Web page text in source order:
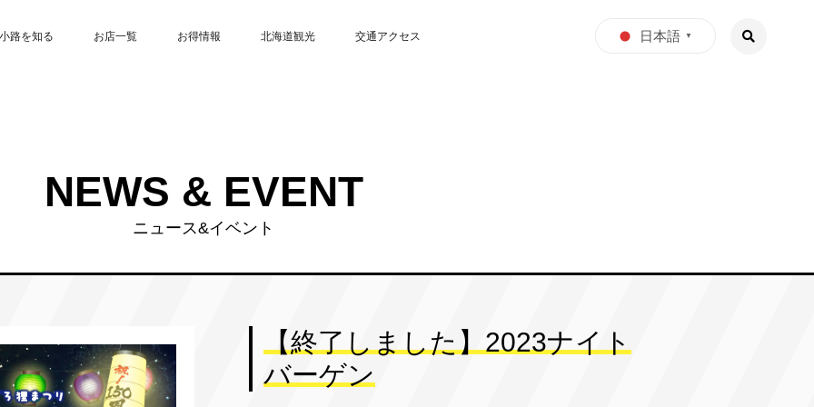
路を知る お店一覧 お得情報 北海道観光 交通アクセス 日本語 ▼
NEWS & EVENT
ニュース&イベント
【終了しました】2023ナイト
バーゲン